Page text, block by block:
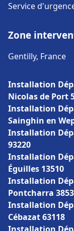
Service
Zone
Gentilly, France
Installation
Nicolas de Port
Installation
Sainghin en
Installation
93220
Installation
Éguilles 13510
Installation
Pontcharra
Installation
Cébazat 63118